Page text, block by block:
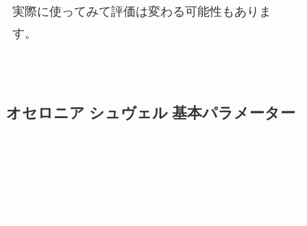
実際に使ってみて評価は変わる可能性もありま
す。
オセロニア シュヴェル 基本パラメーター